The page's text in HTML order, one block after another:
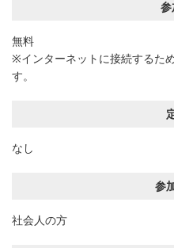
参
無料
※インターネットに接続するた
す。
なし
参
社会人の方